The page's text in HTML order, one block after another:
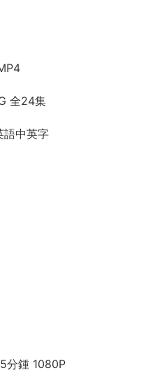
全24集
語中英字
分鍾 1080P